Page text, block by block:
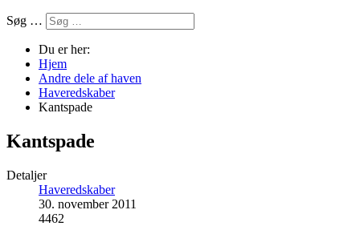
Søg …
Du er her:
Hjem
Andre dele af haven
Haveredskaber
Kantspade
Kantspade
Detaljer
Haveredskaber
30. november 2011
4462